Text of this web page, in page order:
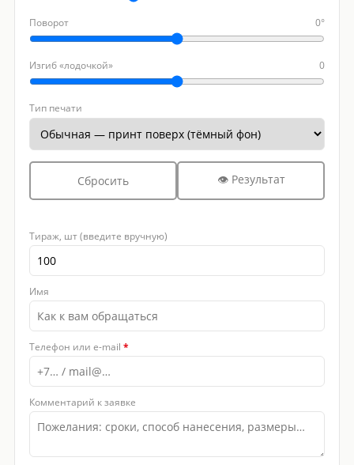
Поворот 0°
Изгиб «лодочкой» 0
Тип печати
Сбросить 👁 Результат
Тираж, шт (введите вручную)
Имя
Телефон или e-mail *
Комментарий к заявке